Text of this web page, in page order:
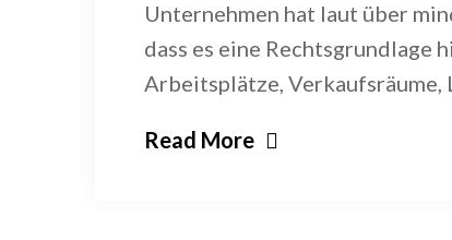
Unternehmen hat laut über
dass es eine Rechtsgrundlage
Arbeitsplätze, Verkaufsräume,
Read More